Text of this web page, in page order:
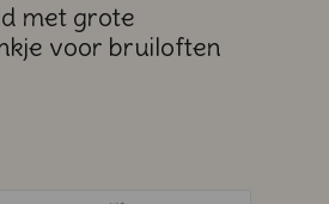
met grote
voor bruiloften